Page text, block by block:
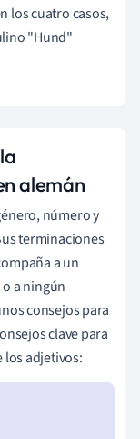
los cuatro casos,
"Hund"
alemán
número y
terminaciones
a un
a ningún
consejos para
clave para
los adjetivos: